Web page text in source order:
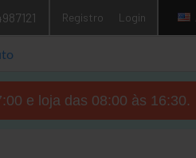
Registro Login
e loja das 08:00 às 16:30.